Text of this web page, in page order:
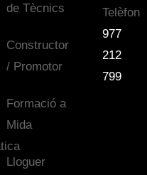
de Tècnics
Constructor
/ Promotor
Formació a
Mida
Lloguer
Telèfon
977
212
799